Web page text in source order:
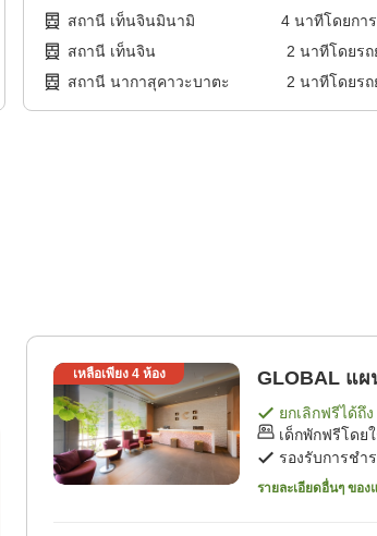
สถานี เท็นจินมินามิ 4นาทีโดยกา
สถานี เท็นจิน
2 นาทีโดยร
สถานี นากาสุคาวะบาตะ
2 นาทีโดยร
เหลือเพียง 4ห้อง
ยกเลิกฟรีได้ถึง
เด็กพักฟรีโดย
รองรับการชำ
รายละเอียดอื่นๆ ขอ